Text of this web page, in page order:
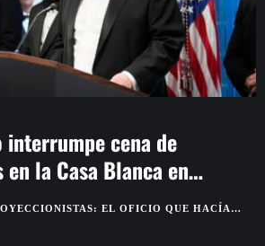
interrumpe cena de
la Casa Blanca en
EL OFICIO QUE HACÍA
LA MAGIA DEL CINE